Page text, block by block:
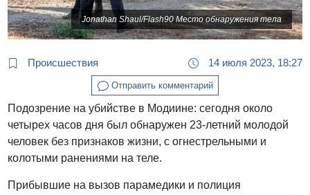
Jonathan Shaul/Flash90 Место обнаружения тела
Происшествия 14 июля 2023, 18:27
Отправить комментарий
Подозрение на убийстве в Модиине: сегодня около
четырех часов дня был обнаружен 23-летний молодой
человек без признаков жизни, с огнестрельными и
колотыми ранениями на теле.
Прибывшие на вызов парамедики и полиция